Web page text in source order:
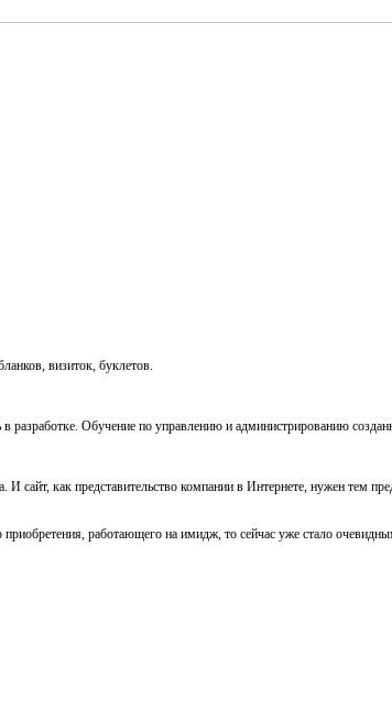
визиток, буклетов.
Обучение по управлению и администрированию
сайт, как представительство компании в Интернете, нужен тем
работающего на имидж, то сейчас уже стало